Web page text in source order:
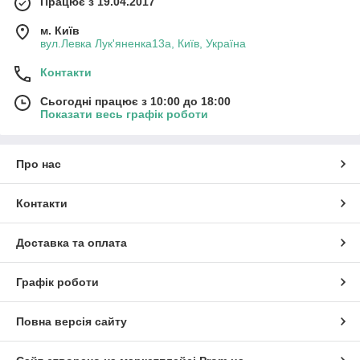
м. Київ
вул.Левка Лук'яненка13а, Київ, Україна
Контакти
Сьогодні працює з 10:00 до 18:00
Показати весь графік роботи
Про нас
Контакти
Доставка та оплата
Графік роботи
Повна версія сайту